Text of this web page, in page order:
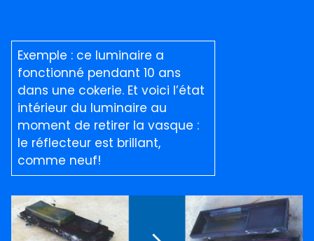
Exemple : ce luminaire a
fonctionné pendant 10 ans
dans une cokerie. Et voici l’état
intérieur du luminaire au
moment de retirer la vasque :
le réflecteur est brillant,
comme neuf!